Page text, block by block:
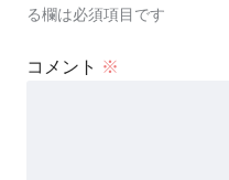
る欄は必須項目です
コメント ※